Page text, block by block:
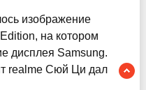
изображение
на котором
дисплея Samsung.
realme Сюй Ци дал